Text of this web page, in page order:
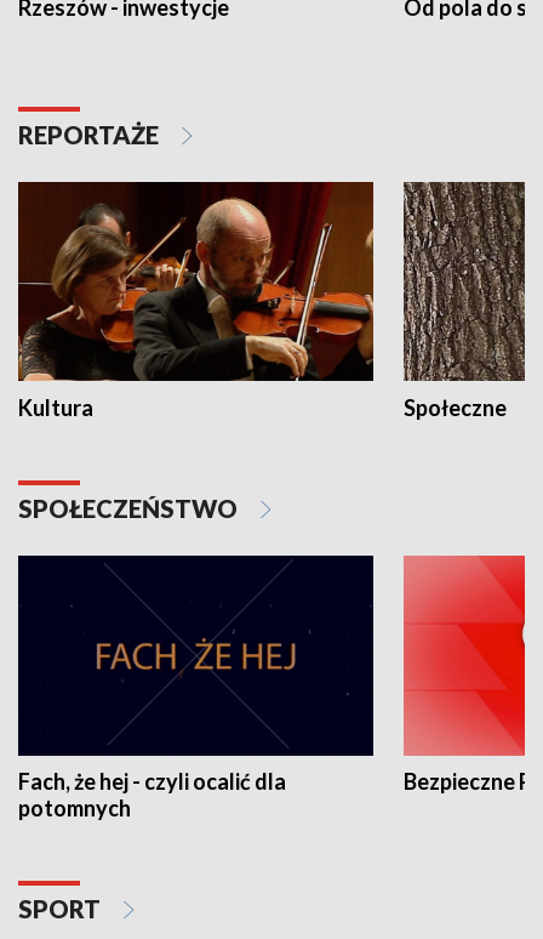
Rzeszów - inwestycje Od pola do
REPORTAŻE
Kultura Społeczne
SPOŁECZEŃSTWO
Fach, że hej - czyli ocalić dla
potomnych
Bezpieczne
SPORT